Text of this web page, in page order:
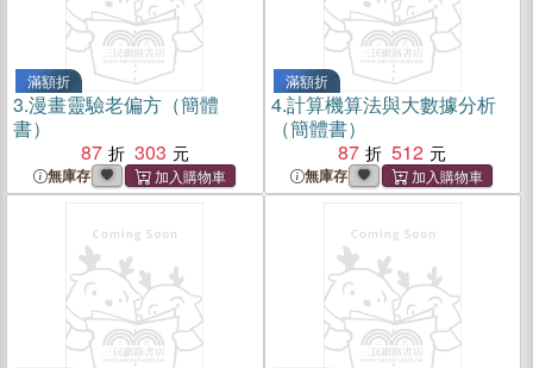
滿額折
3.漫畫靈驗老偏方（簡體
書）
87
303
無庫存
滿額折
4.計算機算法與大數據分析
（簡體書）
87
512
無庫存